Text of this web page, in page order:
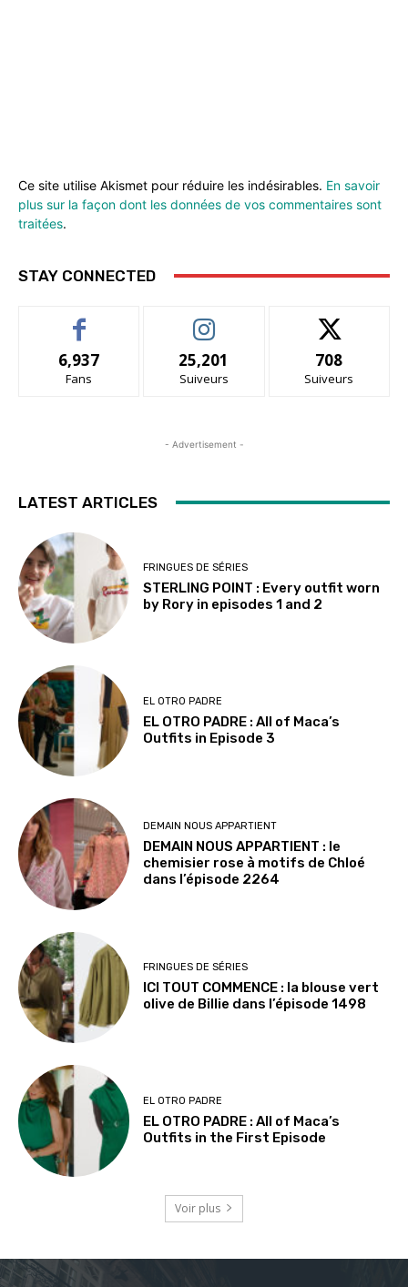
Ce site utilise Akismet pour réduire les indésirables. En savoir
plus sur la façon dont les données de vos commentaires sont
traitées.
STAY CONNECTED
6,937
Fans
25,201
Suiveurs
708
Suiveurs
- Advertisement -
LATEST ARTICLES
FRINGUES DE SÉRIES
STERLING POINT : Every outfit worn
by Rory in episodes 1 and 2
EL OTRO PADRE
EL OTRO PADRE : All of Maca’s
Outfits in Episode 3
DEMAIN NOUS APPARTIENT
DEMAIN NOUS APPARTIENT : le
chemisier rose à motifs de Chloé
dans l’épisode 2264
FRINGUES DE SÉRIES
ICI TOUT COMMENCE : la blouse vert
olive de Billie dans l’épisode 1498
EL OTRO PADRE
EL OTRO PADRE : All of Maca’s
Outfits in the First Episode
Voir plus